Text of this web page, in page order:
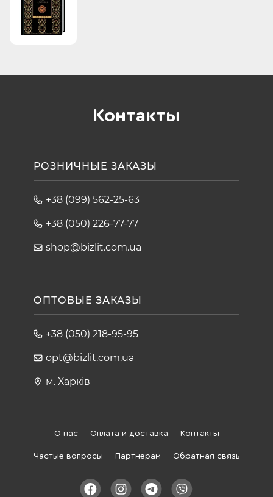
Контакты
РОЗНИЧНЫЕ ЗАКАЗЫ
+38 (099) 562-25-63
+38 (050) 226-77-77
shop@bizlit.com.ua
ОПТОВЫЕ ЗАКАЗЫ
+38 (050) 218-95-95
opt@bizlit.com.ua
м. Харків
О нас Оплата и доставка Контакты
Частые вопросы Партнерам Обратная связь